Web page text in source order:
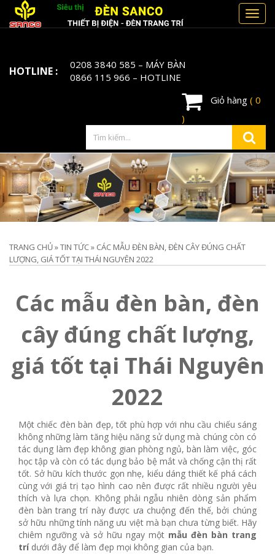
HOTLINE : 0208 3840 585 – MÁY BÀN
0866 115 966 – HOTLINE
Giỏ hàng ( 0
)
TRANG CHỦ»TIN TỨC» CÁC MẪU ĐÈN BÀN, ĐÈN CÂY ĐÚNG CHẤT
LƯỢNG, GIÁ TỐT TẠI THÁI NGUYÊN 2022
Các mẫu đèn bàn, đèn
cây đúng chất lượng,
giá tốt tại Thái Nguyên
2022
Một chiếc đèn bàn đẹp, tốt phù hợp với nhu cầu chiếu sáng
không những làm tăng hiệu năng sử dụng mà chúng còn có
tác dụng làm đẹp không gian phòng ngủ, bàn làm việc, góc
học tập và còn có tác dụng bảo bệ mắt và chống cận thị rất
tốt. Sở hữu kích thước gọn nhẹ, kiểu dáng thiết kế phá cách
cùng với giá trị tạo hình cao nên được rất nhiều người yêu
thích và lựa chọn. Không phải ngẫu nhiên dòng sản phẩm
đèn bàn trang trí này được ưa chuộng đến thế, bởi chúng
sở hữu những tính năng ưu việt mà bạn chưa từng biết. Hãy
chiêm ngưỡng và sở hữu ngay một mẫu đèn bàn trang
trídưới đây để làm đẹp mọi không gian của bạn.